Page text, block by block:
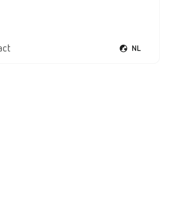
NL
Taalmenu